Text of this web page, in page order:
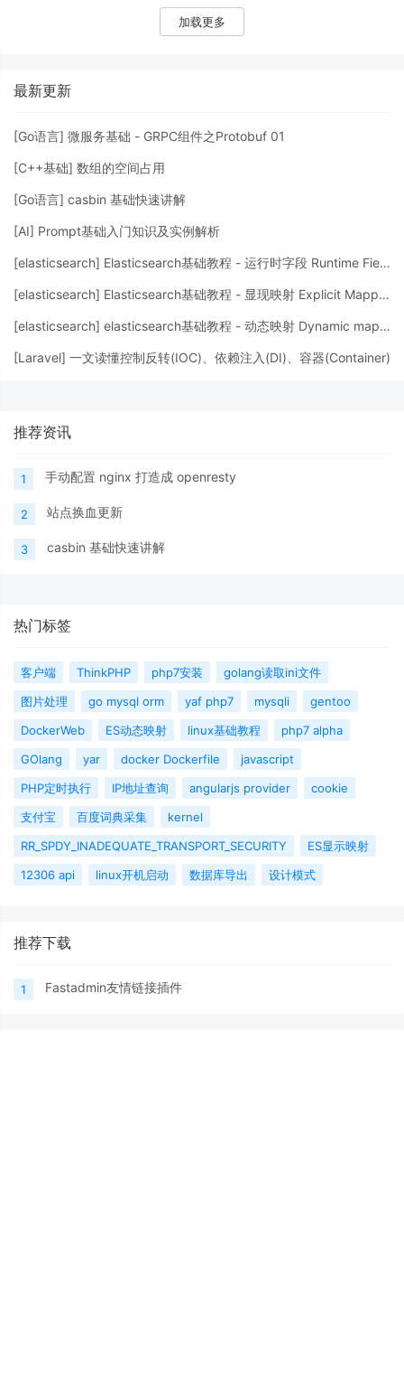
加载更多
最新更新
[Go语言] 微服务基础 - GRPC组件之Protobuf 01
[C++基础] 数组的空间占用
[Go语言] casbin 基础快速讲解
[AI] Prompt基础入门知识及实例解析
[elasticsearch] Elasticsearch基础教程 - 运行时字段 Runtime Fields
[elasticsearch] Elasticsearch基础教程 - 显现映射 Explicit Mapping
[elasticsearch] elasticsearch基础教程 - 动态映射 Dynamic mapping
[Laravel] 一文读懂控制反转(IOC)、依赖注入(DI)、容器(Container)
推荐资讯
1 手动配置 nginx 打造成 openresty
2 站点换血更新
3 casbin 基础快速讲解
热门标签
客户端 ThinkPHP php7安装
golang读取ini文件
图片处理
go mysql orm yaf php7 mysqli
gentoo
DockerWeb
ES动态映射 linux基础教程
php7 alpha
GOlang
yar docker Dockerfile
javascript
PHP定时执行
IP地址查询 angularjs provider
cookie
支付宝
百度词典采集
kernel
RR_SPDY_INADEQUATE_TRANSPORT_SECURITY
ES显示映射
12306 api
linux开机启动 数据库导出 设计模式
推荐下载
1 Fastadmin友情链接插件